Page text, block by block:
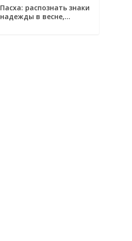
Пасха: распознать знаки
надежды в весне,